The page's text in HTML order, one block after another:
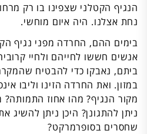
הנגיף הקטלני שצפינו בו רק
נחת אצלנו. היה איום מוחשי.
בימים ההם, החרדה מפני נגיף
אנשים חששו לחייהם ולחיי
ביתם, נאבקו כדי להבטיח
במזון. ואת החרדה הזינו וליבו
מקור הנגיף? מהו אחוז
ניתן להתגונן? היכן ניתן להשיג
שחסרים בסופרמרקט?